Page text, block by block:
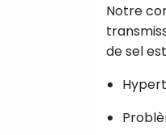
Notre
de sel